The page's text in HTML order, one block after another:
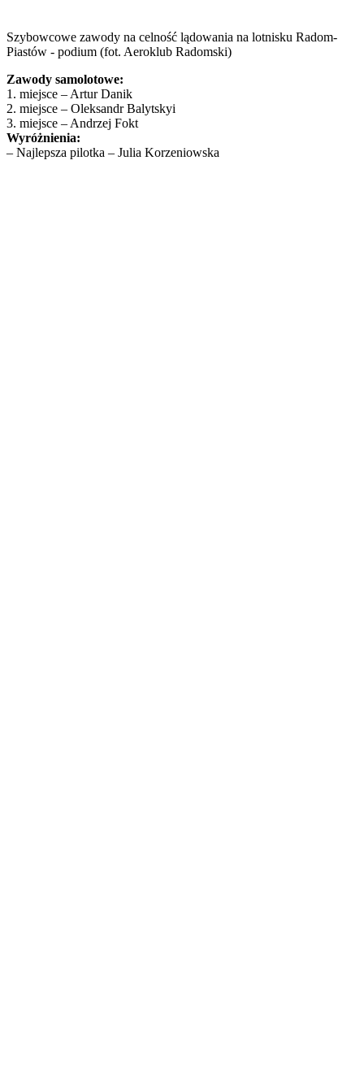
Szybowcowe zawody na celność lądowania na lotnisku Radom-
Piastów - podium (fot. Aeroklub Radomski)
Zawody samolotowe:
1. miejsce – Artur Danik
2. miejsce – Oleksandr Balytskyi
3. miejsce – Andrzej Fokt
Wyróżnienia:
– Najlepsza pilotka – Julia Korzeniowska